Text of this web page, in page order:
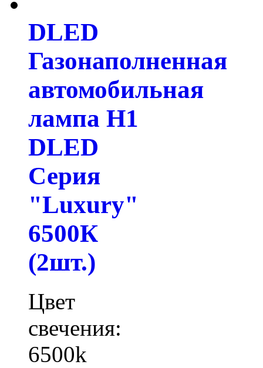
DLED
Газонаполненная
автомобильная
лампа H1
DLED
Серия
"Luxury"
6500К
(2шт.)
Цвет
свечения:
6500k